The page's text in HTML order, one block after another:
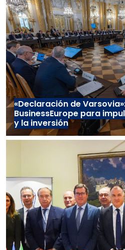
«Declaración de
BusinessEurope para
y la inversión